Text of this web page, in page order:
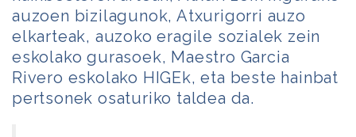
auzoen bizilagunok, Atxurigorri auzo
elkarteak, auzoko eragile sozialek zein
eskolako gurasoek, Maestro Garcia
Rivero eskolako HIGEk, eta beste hainbat
pertsonek osaturiko taldea da.